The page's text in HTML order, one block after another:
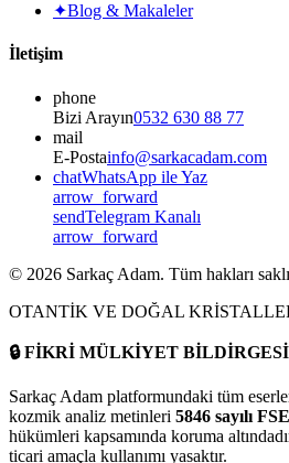
✦Blog & Makaleler
İletişim
phone
Bizi Arayın0532 630 88 77
mail
E-Postainfo@sarkacadam.com
chatWhatsApp ile Yaz
arrow_forward
sendTelegram Kanalı
arrow_forward
© 2026 Sarkaç Adam. Tüm hakları
OTANTİK VE DOĞAL
🔒FİKRİ MÜLKİYET BİLDİRGESİ
Sarkaç Adam platformundaki tüm
kozmik analiz metinleri 5846 sayılı
hükümleri kapsamında koruma
ticari amaçla kullanımı yasaktır.